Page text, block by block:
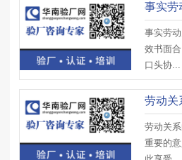
事实劳
效书面
口头协...
劳动关
重要的